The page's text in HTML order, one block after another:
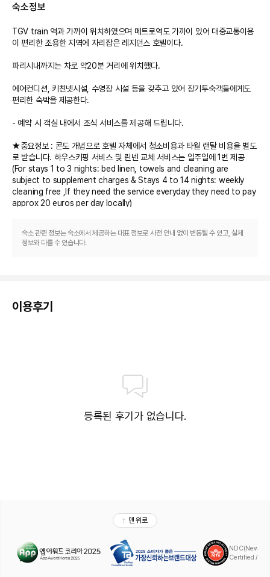
숙소정보
TGV train 역과 가까이 위치하였으며 메트로역도 가까이 있어 대중교통이용
이 편리한 조용한 지역에 자리잡은 레지던스 호텔이다.
파리시내까지는 차로 약20분 거리에 위치했다.
에어컨디션, 키친넷시설, 수영장 시설 등을 갖추고 있어 장기투숙객들에게도
편리한 숙박을 제공한다.
- 예약 시 객실 내에서 조식 서비스를 제공해 드립니다.
★중요정보 : 콘도 개념으로 호텔 자체에서 청소비용과 타월 랜탈 비용을 별도
로 받습니다. 하우스키핑 서비스 및 린넨 교체 서비스는 일주일에 1번 제공
(For stays 1 to 3 nights: bed linen, towels and cleaning are
subject to supplement charges & Stays 4 to 14 nights: weekly
cleaning free ,If they need the service everyday they need to pay
approx 20 euros per day locally)
제됩니다.
숙소 관련 정보는 숙소에서 제공하는 대표 정보로 사전 안내 없이 변동될 수 있고, 실제
정보와 다를 수 있습니다.
이용후기
등록된 후기가 없습니다.